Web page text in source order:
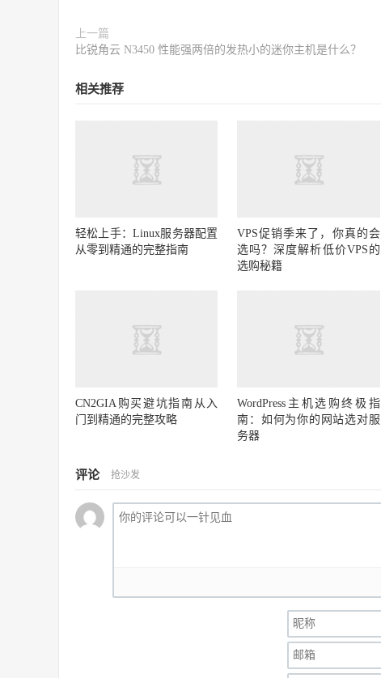
上一篇
比锐角云 N3450 性能强两倍的发热小的迷你主机是什么？
相关推荐
轻松上手：Linux服务器配置
从零到精通的完整指南
VPS促销季来了，你真的会
选吗？深度解析低价VPS的
选购秘籍
CN2GIA购买避坑指南从入
门到精通的完整攻略
WordPress主机选购终极指
南：如何为你的网站选对服
务器
评论 抢沙发